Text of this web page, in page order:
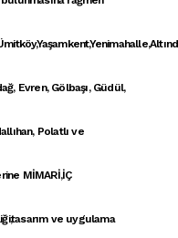
Evren, Gölbaşı, Güdül,
Polatlı ve
MİMARİ,İÇ
ve uygulama